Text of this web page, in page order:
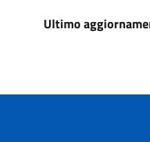
Ultimo